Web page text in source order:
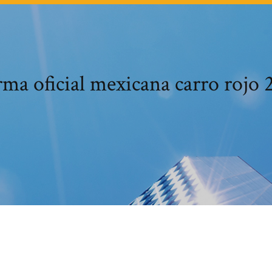
oficial mexicana carro rojo